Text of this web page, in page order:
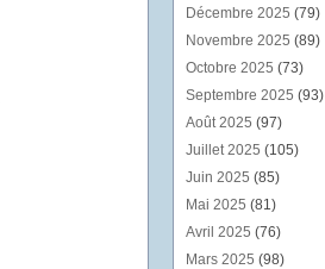
Décembre 2025 (79)
Novembre 2025 (89)
Octobre 2025 (73)
Septembre 2025 (93)
Août 2025 (97)
Juillet 2025 (105)
Juin 2025 (85)
Mai 2025 (81)
Avril 2025 (76)
Mars 2025 (98)